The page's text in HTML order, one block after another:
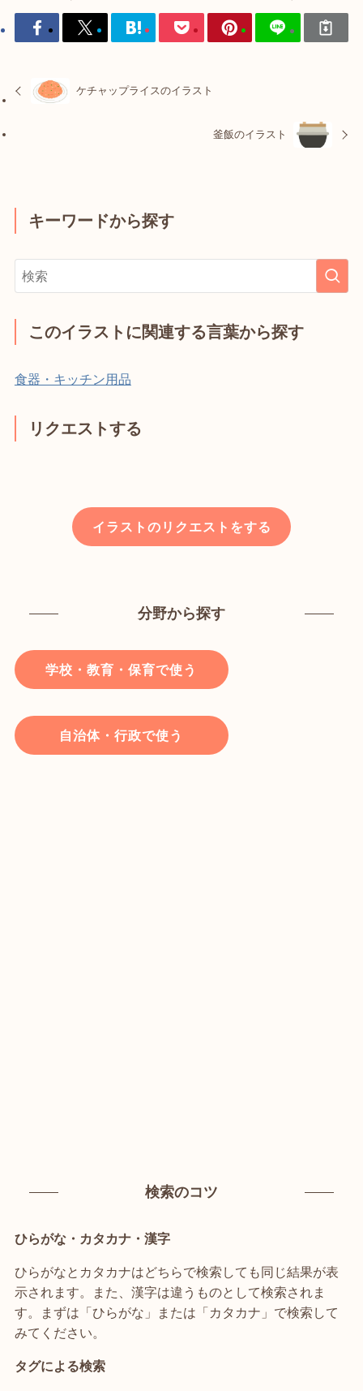
ケチャップライスのイラスト
釜飯のイラスト
キーワードから探す
このイラストに関連する言葉から探す
食器・キッチン用品
リクエストする
イラストのリクエストをする
分野から探す
学校・教育・保育で使う
自治体・行政で使う
検索のコツ
ひらがな・カタカナ・漢字
ひらがなとカタカナはどちらで検索しても同じ結果が表
示されます。また、漢字は違うものとして検索されま
す。まずは「ひらがな」または「カタカナ」で検索して
みてください。
タグによる検索